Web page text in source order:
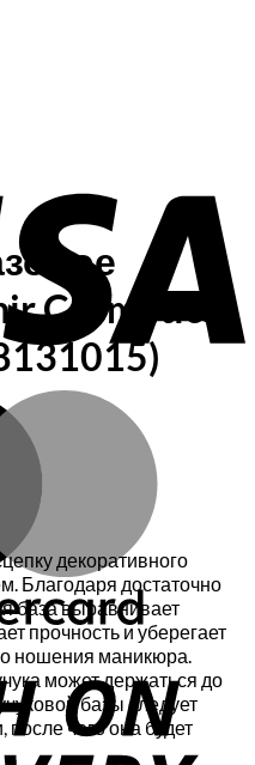
Cosmetics
декоративного
Благодаря достаточно
база выравнивает
прочность и уберегает
ношения маникюра.
может держаться до
базы следует
после чего она будет